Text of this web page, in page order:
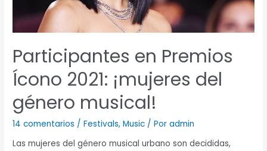
Participantes en Premios
Ícono 2021: ¡mujeres del
género musical!
14 comentarios /Festivals,Music / Poradmin
Las mujeres del género musical urbano son decididas,